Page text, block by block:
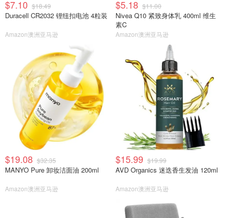
$7.10 $18.49
Duracell CR2032 锂纽扣电池 4粒装
Amazon澳洲亚马逊
$5.18 $11.00
Nivea Q10 紧致身体乳 400ml 维生
素C
Amazon澳洲亚马逊
$19.08 $32.35
MANYO Pure 卸妆洁面油 200ml
Amazon澳洲亚马逊
$15.99 $19.99
AVD Organics 迷迭香生发油 120ml
Amazon澳洲亚马逊